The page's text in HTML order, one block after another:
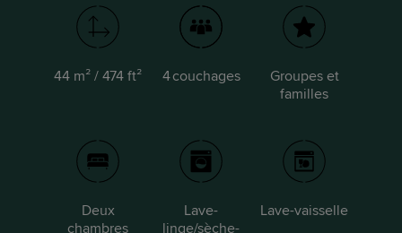
44 m² / 474 ft² 4 couchages
Groupes et
familles
Deux
chambres
Lave-
linge/sèche-
Lave-vaisselle